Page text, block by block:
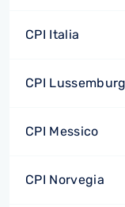
CPI Italia
CPI
CPI Messico
CPI Norvegia